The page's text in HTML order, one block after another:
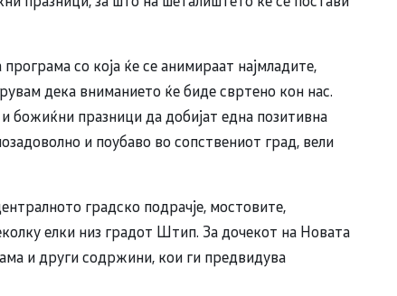
со која ќе се анимираат најмладите,
дека вниманието ќе биде свртено кон нас.
божиќни празници да добијат една позитивна
и поубаво во сопствениот град, вели
градско подрачје, мостовите,
елки низ градот Штип. За дочекот на Новата
и други содржини, кои ги предвидува